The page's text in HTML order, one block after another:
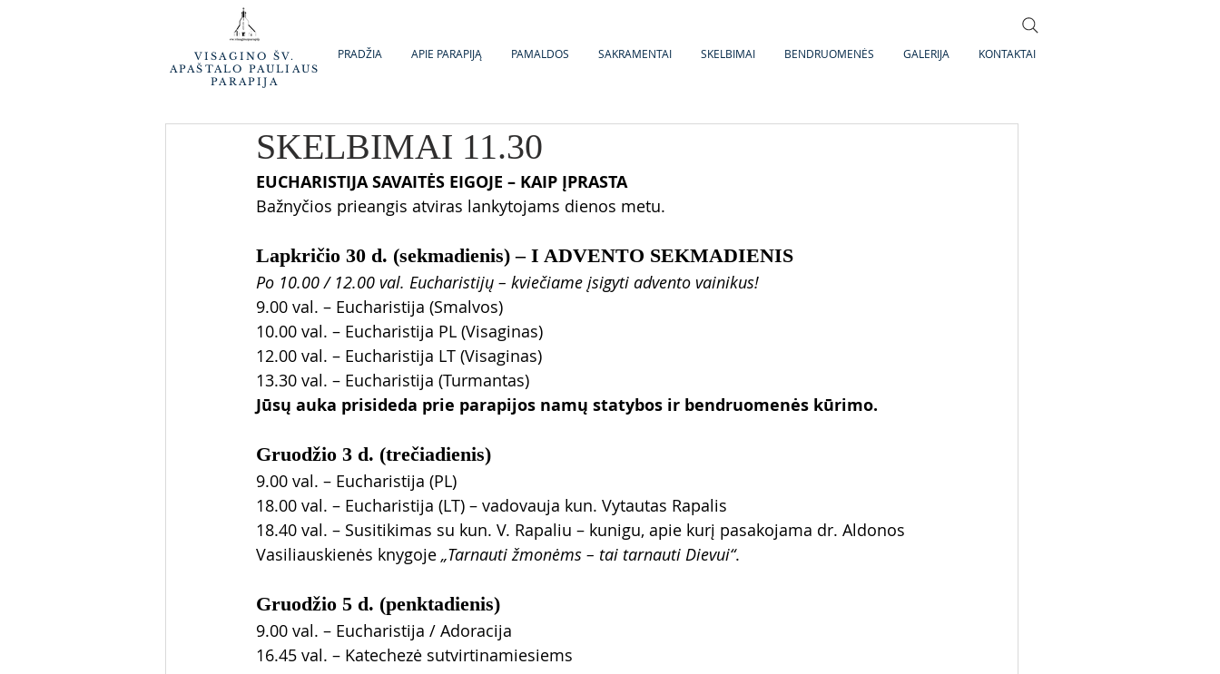
VISAGINO ŠV.
APAŠTALO PAULIAUS
PARAPIJA
PRADŽIA APIE PARAPIJĄ PAMALDOS SAKRAMENTAI SKELBIMAI BENDRUOMENĖS GALERIJA KONTAKTAI
SKELBIMAI 11.30
EUCHARISTIJA SAVAITĖS EIGOJE – KAIP ĮPRASTA
Bažnyčios prieangis atviras lankytojams dienos metu.
Lapkričio 30 d. (sekmadienis) – I ADVENTO SEKMADIENIS
Po 10.00 / 12.00 val. Eucharistijų – kviečiame įsigyti advento vainikus!
9.00 val. – Eucharistija (Smalvos)
10.00 val. – Eucharistija PL (Visaginas)
12.00 val. – Eucharistija LT (Visaginas)
13.30 val. – Eucharistija (Turmantas)
Jūsų auka prisideda prie parapijos namų statybos ir bendruomenės kūrimo.
Gruodžio 3 d. (trečiadienis)
9.00 val. – Eucharistija (PL)
18.00 val. – Eucharistija (LT) – vadovauja kun. Vytautas Rapalis
18.40 val. – Susitikimas su kun. V. Rapaliu – kunigu, apie kurį pasakojama dr. Aldonos
Vasiliauskienės knygoje „Tarnauti žmonėms – tai tarnauti Dievui“.
Gruodžio 5 d. (penktadienis)
9.00 val. – Eucharistija / Adoracija
16.45 val. – Katechezė sutvirtinamiesiems